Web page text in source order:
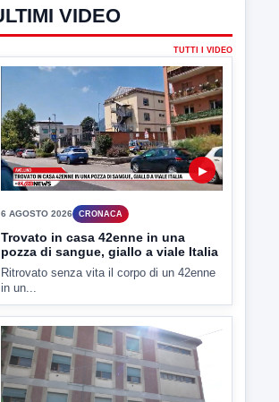
▶
6 AGOSTO 2026 CRONACA
"Sistema Caprio", Procura S.Maria
CV chiede rinvio a giudizio per 54
La Procura della Repubblica di Santa
Capua Vetere chiude le...
▶